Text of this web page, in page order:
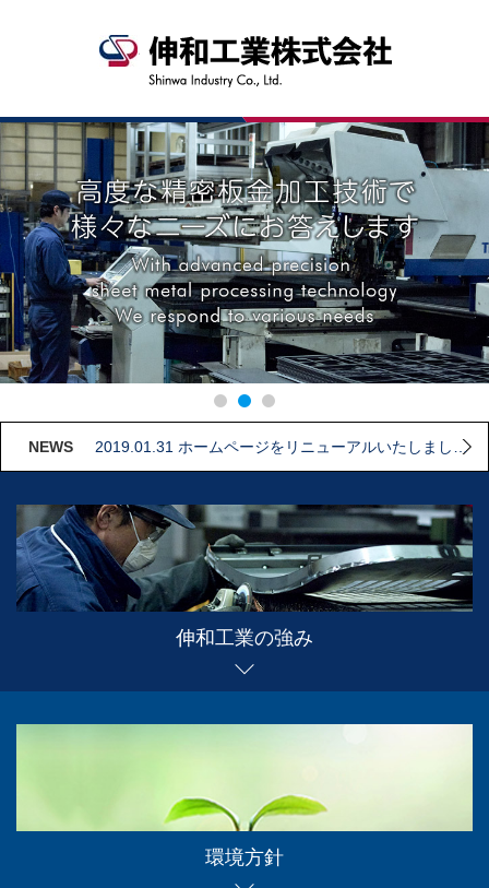
NEWS 2019.01.31 ホームページをリニューアルいたしました。
伸和工業の強み
環境方針